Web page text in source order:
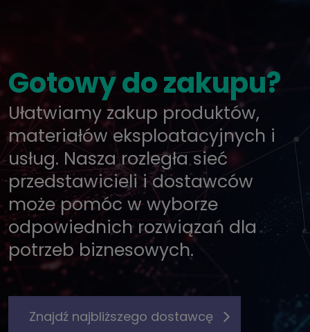
Gotowy do zakupu?
Ułatwiamy zakup produktów,
materiałów eksploatacyjnych i
usług. Nasza rozległa sieć
przedstawicieli i dostawców
może pomóc w wyborze
odpowiednich rozwiązań dla
potrzeb biznesowych.
Znajdź najbliższego dostawcę